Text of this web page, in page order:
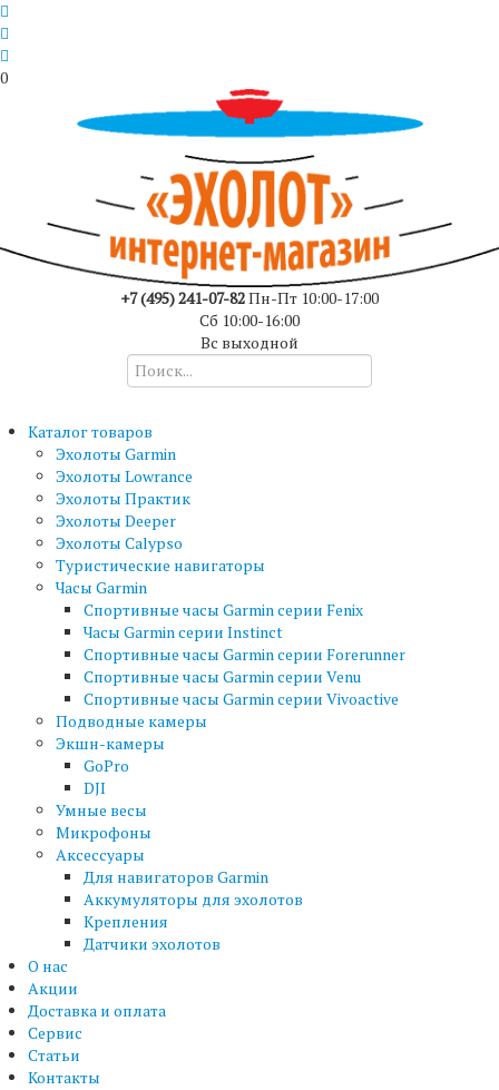
0
+7 (495) 241-07-82Пн-Пт 10:00-17:00
Сб 10:00-16:00
Вс выходной
Каталог товаров
Эхолоты Garmin
Эхолоты Lowrance
Эхолоты Практик
Эхолоты Deeper
Эхолоты Calypso
Туристические навигаторы
Часы Garmin
Спортивные часы Garmin серии Fenix
Часы Garmin серии Instinct
Спортивные часы Garmin серии Forerunner
Спортивные часы Garmin серии Venu
Спортивные часы Garmin серии Vivoactive
Подводные камеры
Экшн-камеры
GoPro
DJI
Умные весы
Микрофоны
Аксессуары
Для навигаторов Garmin
Аккумуляторы для эхолотов
Крепления
Датчики эхолотов
О нас
Акции
Доставка и оплата
Сервис
Статьи
Контакты